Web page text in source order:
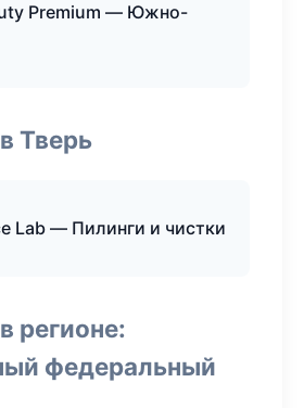
Premium — Южно-
Тверь
Lab — Пилинги и чистки
регионе:
федеральный